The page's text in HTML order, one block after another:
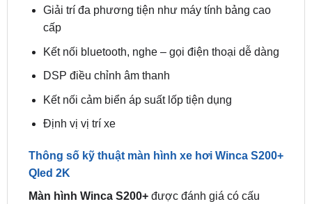
Kết nối và chia sẻ Wifi
cấp
Kết nối bluetooth, nghe – gọi điện thoại dễ dàng
DSP điều chỉnh âm thanh
Kết nối cảm biển áp suất lốp tiện dụng
Định vị vị trí xe